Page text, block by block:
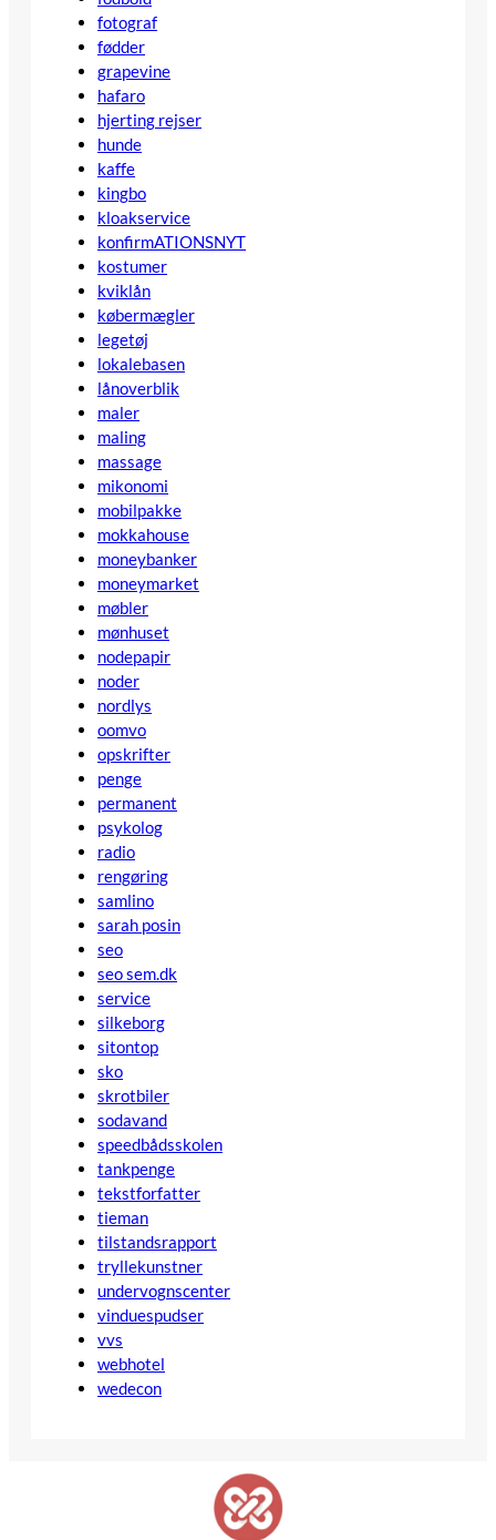
fotograf
fødder
grapevine
hafaro
hjerting rejser
hunde
kaffe
kingbo
kloakservice
konfirmATIONSNYT
kostumer
kviklån
købermægler
legetøj
lokalebasen
lånoverblik
maler
maling
massage
mikonomi
mobilpakke
mokkahouse
moneybanker
moneymarket
møbler
mønhuset
nodepapir
noder
nordlys
oomvo
opskrifter
penge
permanent
psykolog
radio
rengøring
samlino
sarah posin
seo
seo sem.dk
service
silkeborg
sitontop
sko
skrotbiler
sodavand
speedbådsskolen
tankpenge
tekstforfatter
tieman
tilstandsrapport
tryllekunstner
undervognscenter
vinduespudser
vvs
webhotel
wedecon